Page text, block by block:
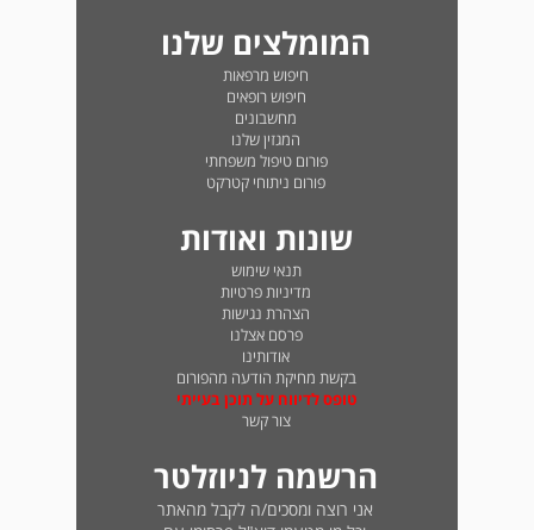
המומלצים שלנו
חיפוש מרפאות
חיפוש רופאים
מחשבונים
המגזין שלנו
פורום טיפול משפחתי
פורום ניתוחי קטרקט
שונות ואודות
תנאי שימוש
מדיניות פרטיות
הצהרת נגישות
פרסם אצלנו
אודותינו
בקשת מחיקת הודעה מהפורום
טופס לדיווח על תוכן בעייתי
צור קשר
הרשמה לניוזלטר
אני רוצה ומסכים/ה לקבל מהאתר